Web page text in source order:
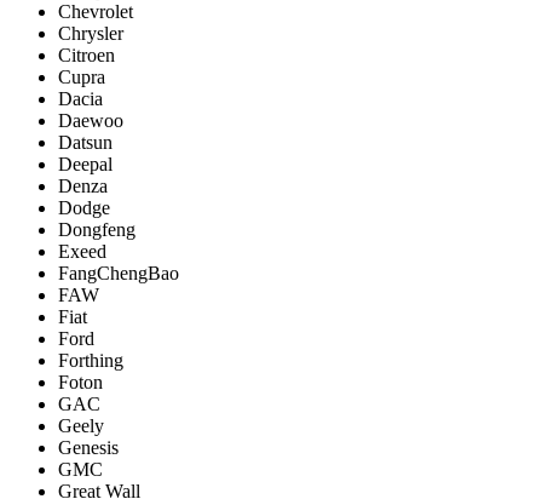
Chevrolet
Chrysler
Citroen
Cupra
Dacia
Daewoo
Datsun
Deepal
Denza
Dodge
Dongfeng
Exeed
FangChengBao
FAW
Fiat
Ford
Forthing
Foton
GAC
Geely
Genesis
GMC
Great Wall